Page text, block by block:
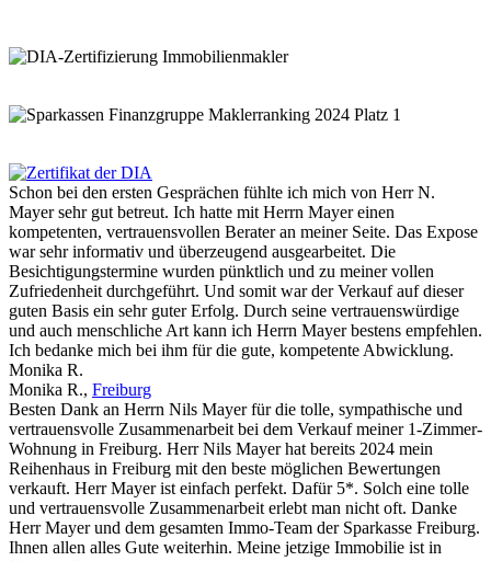
Schon bei den ersten Gesprächen fühlte ich mich von Herr N.
Mayer sehr gut betreut. Ich hatte mit Herrn Mayer einen
kompetenten, vertrauensvollen Berater an meiner Seite. Das Expose
war sehr informativ und überzeugend ausgearbeitet. Die
Besichtigungstermine wurden pünktlich und zu meiner vollen
Zufriedenheit durchgeführt. Und somit war der Verkauf auf dieser
guten Basis ein sehr guter Erfolg. Durch seine vertrauenswürdige
und auch menschliche Art kann ich Herrn Mayer bestens empfehlen.
Ich bedanke mich bei ihm für die gute, kompetente Abwicklung.
Monika R.
Monika R., Freiburg
Besten Dank an Herrn Nils Mayer für die tolle, sympathische und
vertrauensvolle Zusammenarbeit bei dem Verkauf meiner 1-Zimmer-
Wohnung in Freiburg. Herr Nils Mayer hat bereits 2024 mein
Reihenhaus in Freiburg mit den beste möglichen Bewertungen
verkauft. Herr Mayer ist einfach perfekt. Dafür 5*. Solch eine tolle
und vertrauensvolle Zusammenarbeit erlebt man nicht oft. Danke
Herr Mayer und dem gesamten Immo-Team der Sparkasse Freiburg.
Ihnen allen alles Gute weiterhin. Meine jetzige Immobilie ist in